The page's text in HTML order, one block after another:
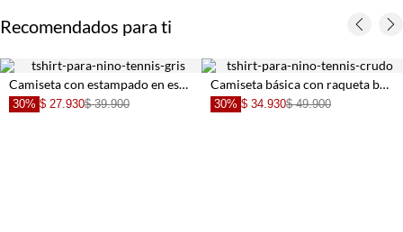
Recomendados para ti
Camiseta con estampado en espalda gris para niño
30% $ 27.930$ 39.900
Camiseta básica con raqueta bordada crudo para niño
30% $ 34.930$ 49.900